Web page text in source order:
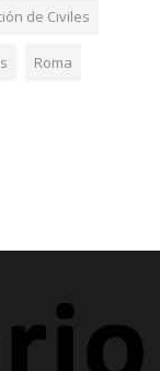
de Civiles
Roma